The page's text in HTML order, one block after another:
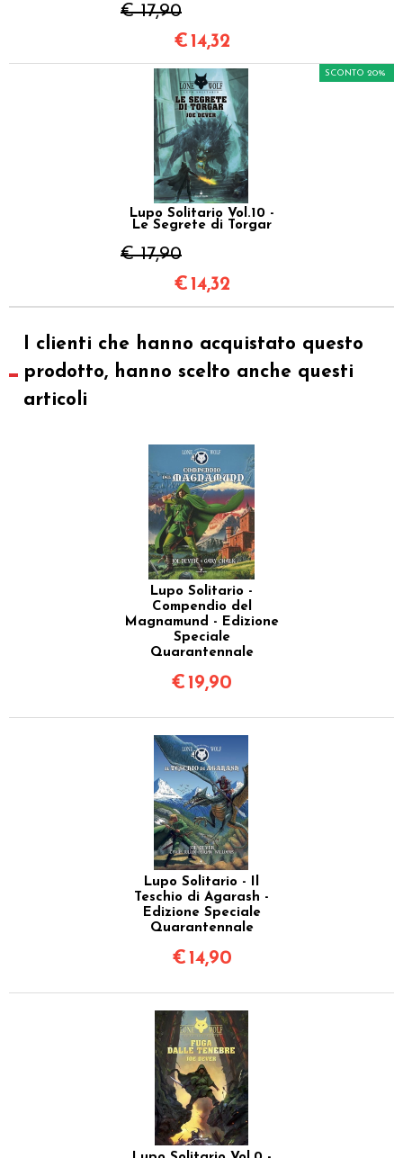
€ 17,90
€ 14,32
Lupo Solitario Vol.10 -
Le Segrete di Torgar
€ 17,90
SCONTO 20%
€ 14,32
I clienti che hanno acquistato questo
prodotto, hanno scelto anche questi
articoli
Lupo Solitario -
Compendio del
Magnamund - Edizione
Speciale
Quarantennale
€ 19,90
Lupo Solitario - Il
Teschio di Agarash -
Edizione Speciale
Quarantennale
€ 14,90